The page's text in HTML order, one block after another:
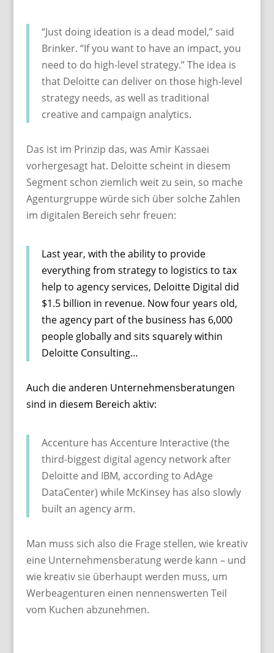
“Just doing ideation is a dead model,” said
Brinker. “If you want to have an impact, you
need to do high-level strategy.” The idea is
that Deloitte can deliver on those high-level
strategy needs, as well as traditional
creative and campaign analytics.
Das ist im Prinzip das, was Amir Kassaei
vorhergesagt hat. Deloitte scheint in diesem
Segment schon ziemlich weit zu sein, so mache
Agenturgruppe würde sich über solche Zahlen
im digitalen Bereich sehr freuen:
Last year, with the ability to provide
everything from strategy to logistics to tax
help to agency services, Deloitte Digital did
$1.5 billion in revenue. Now four years old,
the agency part of the business has 6,000
people globally and sits squarely within
Deloitte Consulting…
Auch die anderen Unternehmensberatungen
sind in diesem Bereich aktiv:
Accenture has Accenture Interactive (the
third-biggest digital agency network after
Deloitte and IBM, according to AdAge
DataCenter) while McKinsey has also slowly
built an agency arm.
Man muss sich also die Frage stellen, wie kreativ
eine Unternehmensberatung werde kann – und
wie kreativ sie überhaupt werden muss, um
Werbeagenturen einen nennenswerten Teil
vom Kuchen abzunehmen.